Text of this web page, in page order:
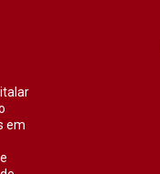
em